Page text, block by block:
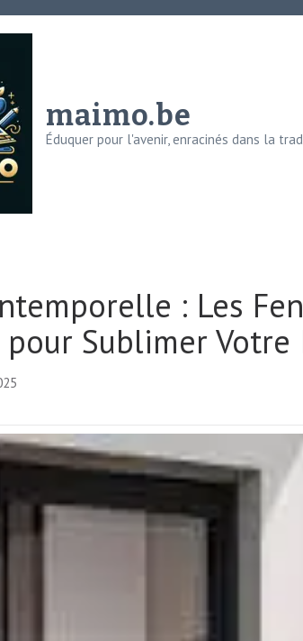
maimo.be
Éduquer pour l'avenir, enracinés dans la
: Les
Sublimer